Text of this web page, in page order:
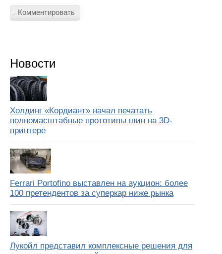
Комментировать
Новости
Холдинг «Кордиант» начал печатать
полномасштабные прототипы шин на 3D-
принтере
Ferrari Portofino выставлен на аукцион: более
100 претендентов за суперкар ниже рынка
Лукойл представил комплексные решения для